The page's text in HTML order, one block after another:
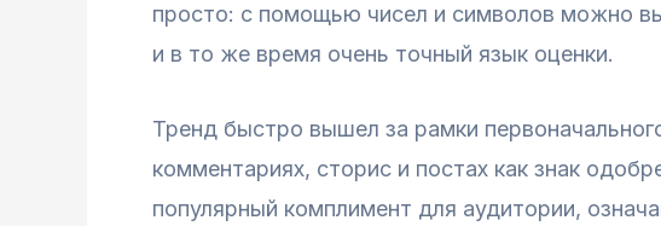
просто: с помощью чисел и символов можно
и в то же время очень точный язык оценки.
Тренд быстро вышел за рамки
комментариях, сторис и постах как знак
популярный комплимент для аудитории,